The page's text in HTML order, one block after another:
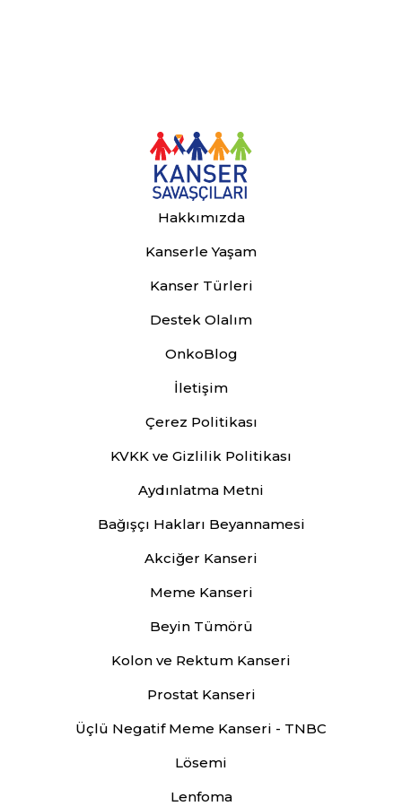
Hakkımızda
Kanserle Yaşam
Kanser Türleri
Destek Olalım
OnkoBlog
İletişim
Çerez Politikası
KVKK ve Gizlilik Politikası
Aydınlatma Metni
Bağışçı Hakları Beyannamesi
Akciğer Kanseri
Meme Kanseri
Beyin Tümörü
Kolon ve Rektum Kanseri
Prostat Kanseri
Üçlü Negatif Meme Kanseri - TNBC
Lösemi
Lenfoma